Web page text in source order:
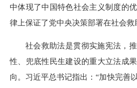
中体现了中国特色社会主义制度的
律上保证了党中央决策部署在社会救
社会救助法是贯彻实施宪法，
性、兜底性民生建设的重大立法成
向。习近平总书记指出：“加快完善